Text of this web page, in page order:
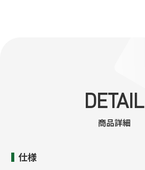
DETAIL
商品詳細
仕様